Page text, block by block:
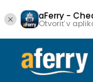
aFerry -
Otvoriť v